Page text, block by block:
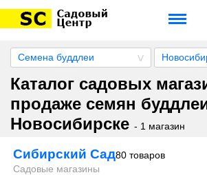
Семена буддлеи
Каталог садовых
продаже семян
Новосибирске - 1 магазин
Сибирский Сад80 товаров
Садовые магазины